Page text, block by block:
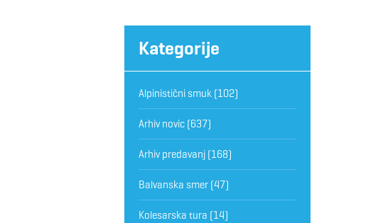
Kategorije
Alpinistični smuk(102)
Arhiv novic(637)
Arhiv predavanj(168)
Balvanska smer(47)
Kolesarska tura (14)